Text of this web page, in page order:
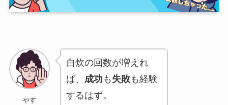
やす
自炊の回数が増えれ
ば、 成功 も 失敗も経験
するはず。